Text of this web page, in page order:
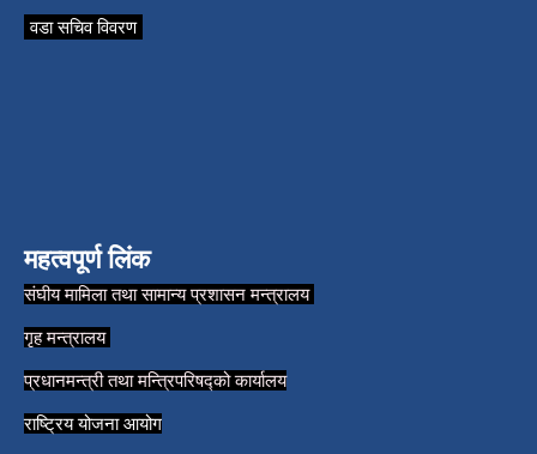
वडा सचिव विवरण
महत्वपूर्ण लिंक
संघीय मामिला तथा सामान्य प्रशासन मन्त्रालय
गृह मन्त्रालय
प्रधानमन्त्री तथा मन्त्रिपरिषद्को कार्यालय
राष्ट्रिय योजना आयोग